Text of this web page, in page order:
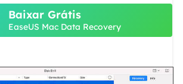
Baixar Grátis
EaseUS Mac Data Recovery